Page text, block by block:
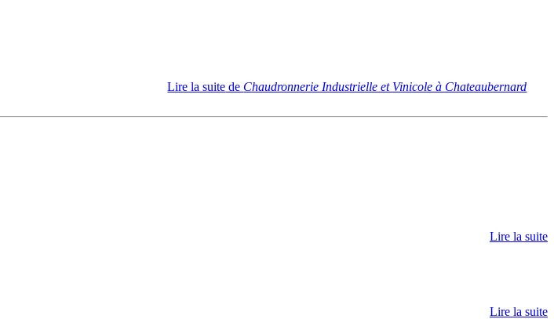
Lire la suite de Chaudronnerie Industrielle et Vinicole à Chateaubernard
Lire la suite
Lire la suite